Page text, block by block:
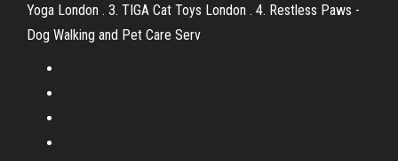
Yoga London . 3. TIGA Cat Toys London . 4. Restless Paws -
Dog Walking and Pet Care Serv